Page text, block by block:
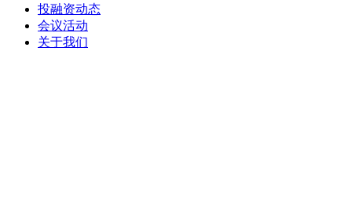
投融资动态
会议活动
关于我们